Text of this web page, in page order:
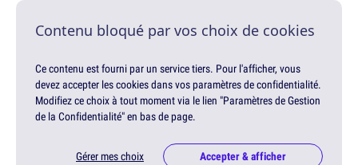
Contenu bloqué par vos choix de cookies
Ce contenu est fourni par un service tiers. Pour l'afficher, vous
devez accepter les cookies dans vos paramètres de confidentialité.
Modifiez ce choix à tout moment via le lien "Paramètres de Gestion
de la Confidentialité" en bas de page.
Gérer mes choix Accepter & afficher